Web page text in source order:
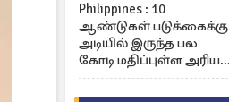
Philippines : 10
ஆண்டுகள் படுக்கைக்கு
அடியில் இருந்த பல
கோடி மதிப்புள்ள அரிய
முத்து!